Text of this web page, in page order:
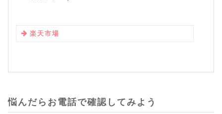
楽天市場
悩んだらお電話で確認してみよう